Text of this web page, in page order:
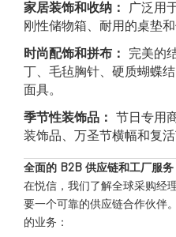
家居装饰和收纳：
广泛用
刚性储物箱、耐用的桌垫和
时尚配饰和拼布：
完美的
丁、毛毡胸针、硬质蝴蝶
面具。
季节性装饰品：
节日专用
装饰品、万圣节横幅和复活
全面的 B2B 供应链和工厂服务
在悦信，我们了解全球采购经
要一个可靠的供应链合作伙伴
的业务：